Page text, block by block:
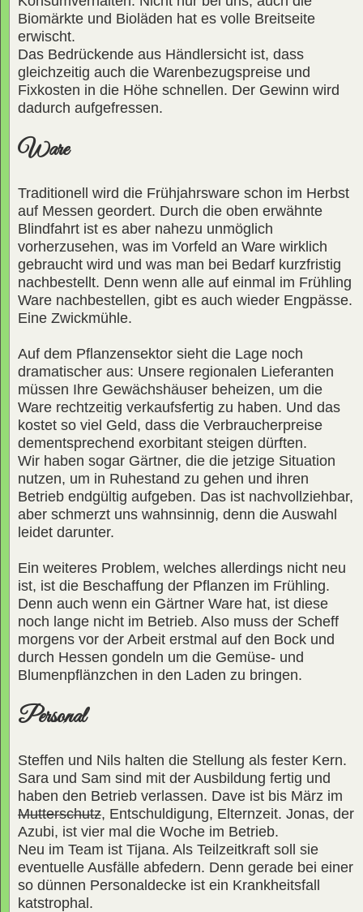
Biomärkte und Bioläden hat es volle Breitseite
erwischt.
Das Bedrückende aus Händlersicht ist, dass
gleichzeitig auch die Warenbezugspreise und
Fixkosten in die Höhe schnellen. Der Gewinn wird
dadurch aufgefressen.
Ware
Traditionell wird die Frühjahrsware schon im Herbst
auf Messen geordert. Durch die oben erwähnte
Blindfahrt ist es aber nahezu unmöglich
vorherzusehen, was im Vorfeld an Ware wirklich
gebraucht wird und was man bei Bedarf kurzfristig
nachbestellt. Denn wenn alle auf einmal im Frühling
Ware nachbestellen, gibt es auch wieder Engpässe.
Eine Zwickmühle.
Auf dem Pflanzensektor sieht die Lage noch
dramatischer aus: Unsere regionalen Lieferanten
müssen Ihre Gewächshäuser beheizen, um die
Ware rechtzeitig verkaufsfertig zu haben. Und das
kostet so viel Geld, dass die Verbraucherpreise
dementsprechend exorbitant steigen dürften.
Wir haben sogar Gärtner, die die jetzige Situation
nutzen, um in Ruhestand zu gehen und ihren
Betrieb endgültig aufgeben. Das ist nachvollziehbar,
aber schmerzt uns wahnsinnig, denn die Auswahl
leidet darunter.
Ein weiteres Problem, welches allerdings nicht neu
ist, ist die Beschaffung der Pflanzen im Frühling.
Denn auch wenn ein Gärtner Ware hat, ist diese
noch lange nicht im Betrieb. Also muss der Scheff
morgens vor der Arbeit erstmal auf den Bock und
durch Hessen gondeln um die Gemüse- und
Blumenpflänzchen in den Laden zu bringen.
Personal
Steffen und Nils halten die Stellung als fester Kern.
Sara und Sam sind mit der Ausbildung fertig und
haben den Betrieb verlassen. Dave ist bis März im
Mutterschutz, Entschuldigung, Elternzeit. Jonas, der
Azubi, ist vier mal die Woche im Betrieb.
Neu im Team ist Tijana. Als Teilzeitkraft soll sie
eventuelle Ausfälle abfedern. Denn gerade bei einer
so dünnen Personaldecke ist ein Krankheitsfall
katstrophal.